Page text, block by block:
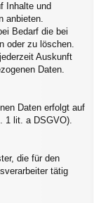
Inhalte und
anbieten.
Bedarf die bei
oder zu löschen.
Auskunft
Daten.
Daten erfolgt auf
1 lit. a DSGVO).
die für den
tätig